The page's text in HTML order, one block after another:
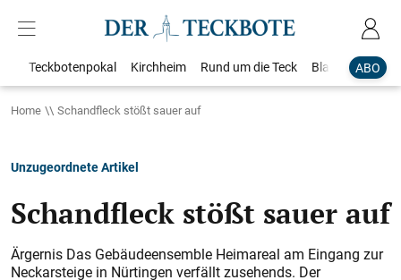
ABO
Teckbotenpokal Kirchheim Rund um die Teck Blaulicht
Home Schandfleck stößt sauer auf
Unzugeordnete Artikel
Schandfleck stößt sauer auf
Ärgernis Das Gebäudeensemble Heimareal am Eingang zur
Neckarsteige in Nürtingen verfällt zusehends. Der